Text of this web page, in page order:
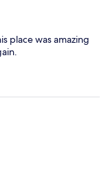
place was amazing